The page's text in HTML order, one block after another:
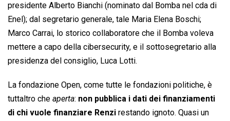
presidente Alberto Bianchi (nominato dal Bomba nel cda di
Enel); dal segretario generale, tale Maria Elena Boschi;
Marco Carrai, lo storico collaboratore che il Bomba voleva
mettere a capo della cibersecurity, e il sottosegretario alla
presidenza del consiglio, Luca Lotti.
La fondazione Open, come tutte le fondazioni politiche, è
tuttaltro che  aperta: non pubblica i dati dei finanziamenti
di chi vuole finanziare Renzi restando ignoto. Quasi un